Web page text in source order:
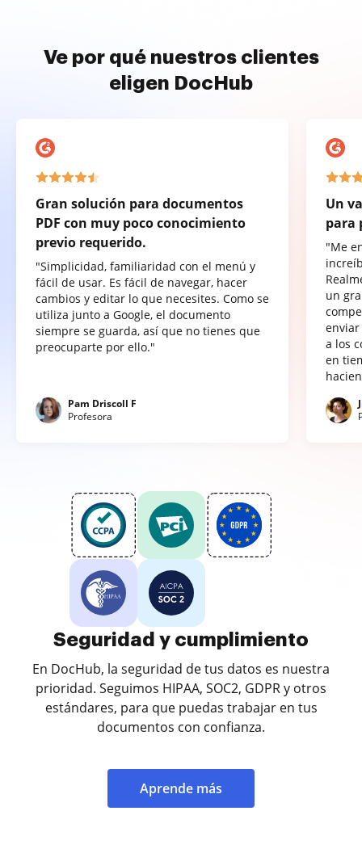
Ve por qué nuestros clientes
eligen DocHub
Gran solución para documentos
PDF con muy poco conocimiento
previo requerido.
"Simplicidad, familiaridad con el menú y
fácil de usar. Es fácil de navegar, hacer
cambios y editar lo que necesites. Como se
utiliza junto a Google, el documento
siempre se guarda, así que no tienes que
preocuparte por ello."
Pam Driscoll F
Profesora
Un
para
"Me
un
a los
en
Seguridad y cumplimiento
En DocHub, la seguridad de tus datos es nuestra
prioridad. Seguimos HIPAA, SOC2, GDPR y otros
estándares, para que puedas trabajar en tus
documentos con confianza.
Aprende más